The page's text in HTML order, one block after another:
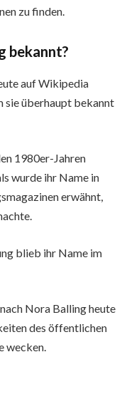
zu finden.
bekannt?
auf Wikipedia
sie überhaupt bekannt
1980er-Jahren
wurde ihr Name in
erwähnt,
blieb ihr Name im
Nora Balling heute
des öffentlichen
wecken.